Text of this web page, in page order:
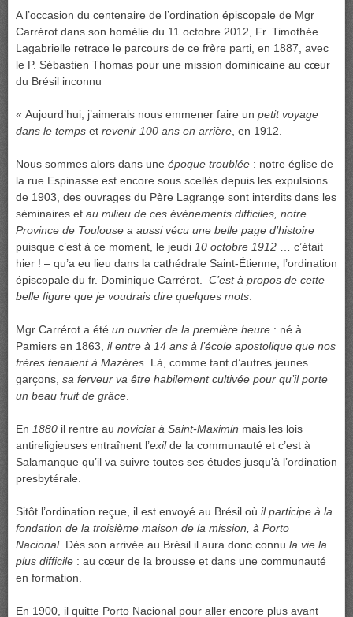
A l’occasion du centenaire de l’ordination épiscopale de Mgr
Carrérot dans son homélie du 11 octobre 2012, Fr. Timothée
Lagabrielle retrace le parcours de ce frère parti, en 1887, avec
le P. Sébastien Thomas pour une mission dominicaine au cœur
du Brésil inconnu
« Aujourd’hui, j’aimerais nous emmener faire un petit voyage
dans le temps et revenir 100 ans en arrière , en 1912.
Nous sommes alors dans une époque troublée : notre église de
la rue Espinasse est encore sous scellés depuis les expulsions
de 1903, des ouvrages du Père Lagrange sont interdits dans les
séminaires et au milieu de ces évènements difficiles, notre
Province de Toulouse a aussi vécu une belle page d’histoire
puisque c’est à ce moment, le jeudi 10 octobre 1912 … c’était
hier ! – qu’a eu lieu dans la cathédrale Saint-Étienne, l’ordination
épiscopale du fr. Dominique Carrérot. C’est à propos de cette
belle figure que je voudrais dire quelques mots
Mgr Carrérot a été un ouvrier de la première heure : né à
Pamiers en 1863, il entre à 14 ans à l’école apostolique que nos
frères tenaient à Mazères . Là, comme tant d’autres jeunes
garçons, sa ferveur va être habilement cultivée pour qu’il porte
un beau fruit de grâce
En 1880 il rentre au noviciat à Saint-Maximin mais les lois
antireligieuses entraînent l’exilde la communauté et c’est à
Salamanque qu’il va suivre toutes ses études jusqu’à l’ordination
presbytérale.
Sitôt l’ordination reçue, il est envoyé au Brésil où il participe à la
fondation de la troisième maison de la mission, à Porto
Nacional. Dès son arrivée au Brésil il aura donc connu la vie la
plus difficile : au cœur de la brousse et dans une communauté
en formation.
En 1900, il quitte Porto Nacional pour aller encore plus avant